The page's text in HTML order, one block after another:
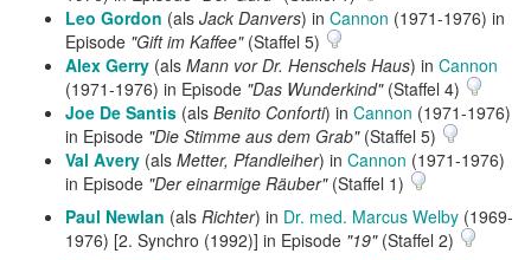
Leo Gordon (als Jack Danvers) in Cannon (1971-1976) in
Episode "Gift im Kaffee"(Staffel 5)
Alex Gerry (als Mann vor Dr. Henschels Haus) in Cannon
(1971-1976) in Episode "Das Wunderkind"(Staffel 4)
Joe De Santis (als Benito Conforti) in Cannon (1971-1976)
in Episode "Die Stimme aus dem Grab"(Staffel 5)
Val Avery (als Metter, Pfandleiher) in Cannon (1971-1976)
in Episode "Der einarmige Räuber"(Staffel 1)
Paul Newlan (als Richter) in Dr. med. Marcus Welby (1969-
1976) [2. Synchro (1992)] in Episode "19"(Staffel 2)